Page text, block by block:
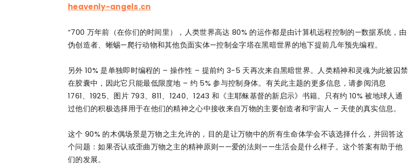
Blog
heavenly-angels.cn
“700 万年前（在你们的时间里），人类世界高达 80% 的运作都是由计算机远程控制的—数据系统，由
伪创造者、蜥蜴—爬行动物和其他负面实体—控制金字塔在黑暗世界的地下提前几年预先编程。
另外 10% 是单独即时编程的 – 操作性 – 提前约 3-5 天再次来自黑暗世界。人类精神和灵魂为此被囚禁
在胶囊中，因此它只能最低限度地 – 约 5% 参与控制身体。有关此主题的更多信息，请参阅消息
1761、1925、图片 793、811、1240、1243 和《主耶稣基督的新启示》书籍。只有约 10% 被地球人通
过他们的积极选择用于在他们的精神之心中接收来自万物的主要创造者和宇宙人 – 天使的真实信息。
这个 90% 的木偶场景是万物之主允许的，目的是让万物中的所有生命体学会不该选择什么，并回答这
个问题：如果否认或歪曲万物之主的精神原则——爱的法则——生活会是什么样子。这个答案有助于他
们的发展。